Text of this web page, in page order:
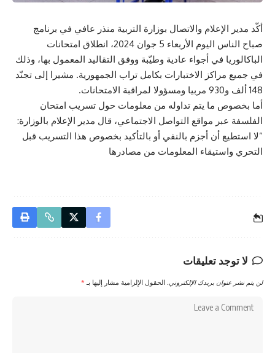
أكّد مدير الإعلام والاتصال بوزارة التربية منذر عافي في برنامج
صباح الناس اليوم الأربعاء 5 جوان 2024، انطلاق امتحانات
الباكالوريا في أجواء عادية وطيّبة ووفق التقاليد المعمول بها، وذلك
في جميع مراكز الاختبارات بكامل تراب الجمهورية. مشيرا إلى تجنّد
148 ألف و930 مربيا ومسؤولا لمراقبة الامتحانات.
أما بخصوص ما يتم تداوله من معلومات حول تسريب امتحان
الفلسفة عبر مواقع التواصل الاجتماعي، قال مدير الإعلام بالوزارة:
”لا استطيع أن أجزم بالنفي أو بالتأكيد بخصوص هذا التسريب قبل
التحري واستيقاء المعلومات من مصادرها
لا توجد تعليقات
لن يتم نشر عنوان بريدك الإلكتروني. الحقول الإلزامية مشار إليها بـ *